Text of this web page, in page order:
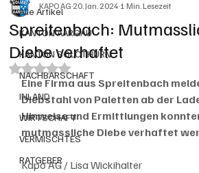
Alle Artikel
KANTON AARGAU
KANTON SOLOTHURN
NACHBARSCHAFT
INLAND
WIRTSCHAFT
VERMISCHTES
RATGEBER
Spreitenbach:
Diebe verhaftet
KAPO AG20. Jan. 20241 Min. Lesezeit
Mit NaN von 5 Sternen bewertet.
Eine Firma aus Spreitenbach
Diebstahl von Paletten ab der
Hinweise und Ermittlungen
mutmassliche Diebe verhaftet
Kapo AG / Lisa Wickihalter